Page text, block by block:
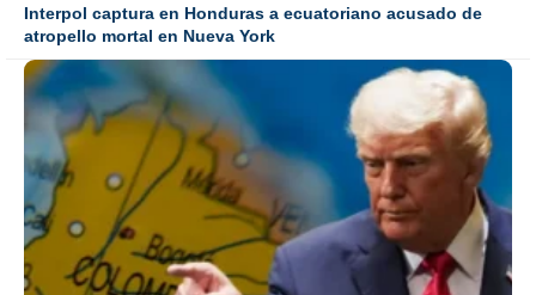
Interpol captura en Honduras a ecuatoriano acusado de
atropello mortal en Nueva York